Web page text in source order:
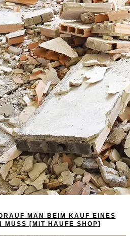
MAN BEIM KAUF EINES
MUSS [MIT HAUFE SHOP]